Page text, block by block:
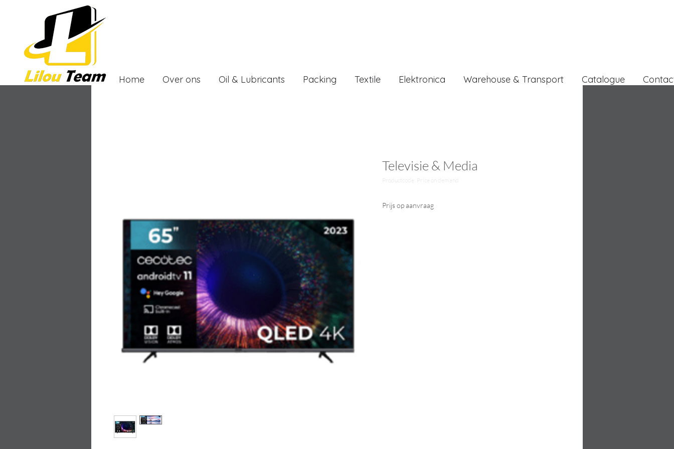
Home Over ons Oil & Lubricants Packing Textile Elektronica Warehouse & Transport Catalogue
Televisie & Media
Productcode: Price on demand
Prijs op aanvraag